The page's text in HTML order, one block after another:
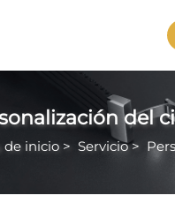
del
de inicio > Servicio>